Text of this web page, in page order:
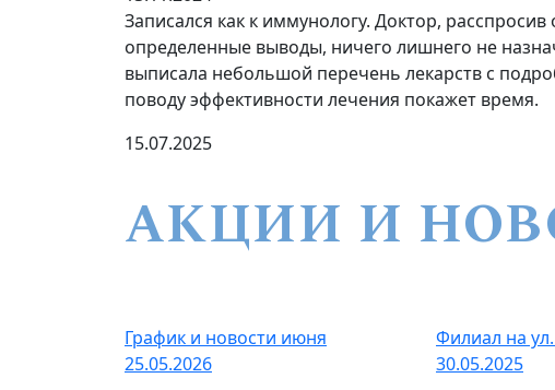
Записался как к иммунологу. Доктор,
определенные выводы, ничего лишнего не
выписала небольшой перечень лекарств с
поводу эффективности лечения покажет время.
15.07.2025
АКЦИИ И
График и новости июня
25.05.2026
Филиал на
30.05.2025